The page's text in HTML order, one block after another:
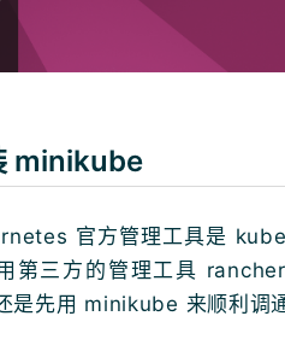
minikube
官方管理工具是
第三方的管理工具
是先用 minikube 来顺利调